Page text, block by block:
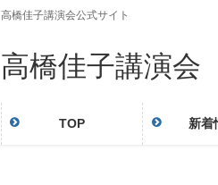
高橋佳子講演会公式サイト
高橋佳子講演会
TOP 新着